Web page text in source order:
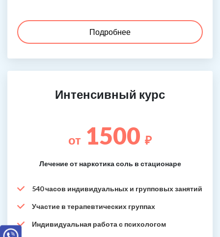
Подробнее
Интенсивный курс
от 1500 ₽
Лечение от наркотика соль в стационаре
540 часов индивидуальных и групповых занятий
Участие в терапевтических группах
Индивидуальная работа с психологом